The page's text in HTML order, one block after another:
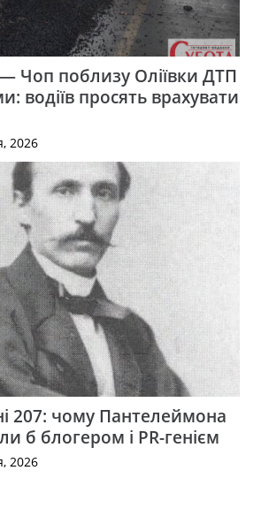
— Чоп поблизу Оліївки ДТП
водіїв просять врахувати
2026
207: чому Пантелеймона
б блогером і PR-генієм
2026